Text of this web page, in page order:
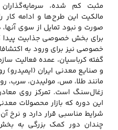
مثبت کم شده،
مالکیت این طرح‌ها و ادامه کار
صورت و نبود تمایل از سوی آنها،
برای بخش خصوصی جذابیت پیدا
خصوصی نیز برای ورود به
گفته کرباسیان، عمده فعالیت
و صنایع معدنی ایران (ایمیدرو)
مانند طلا، مس، مولیبدن، سرب،
زغال‌سنگ است. تمرکز روی
این دوره که بازار محصولات
شرایط مناسبی قرار دارد و نرخ
چندان دور کمک بزرگی به